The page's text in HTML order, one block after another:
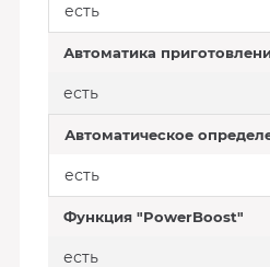
есть
Автоматика
есть
Автоматическое
есть
Функция "PowerBoost"
есть